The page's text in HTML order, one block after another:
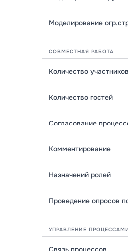
Моделирование
СОВМЕСТНАЯ РАБОТА
Количество
Количество гостей
Согласование
Комментирование
Назначений ролей
Проведение опросов
УПРАВЛЕНИЕ ПРОЦЕССАМИ
Связь процессов